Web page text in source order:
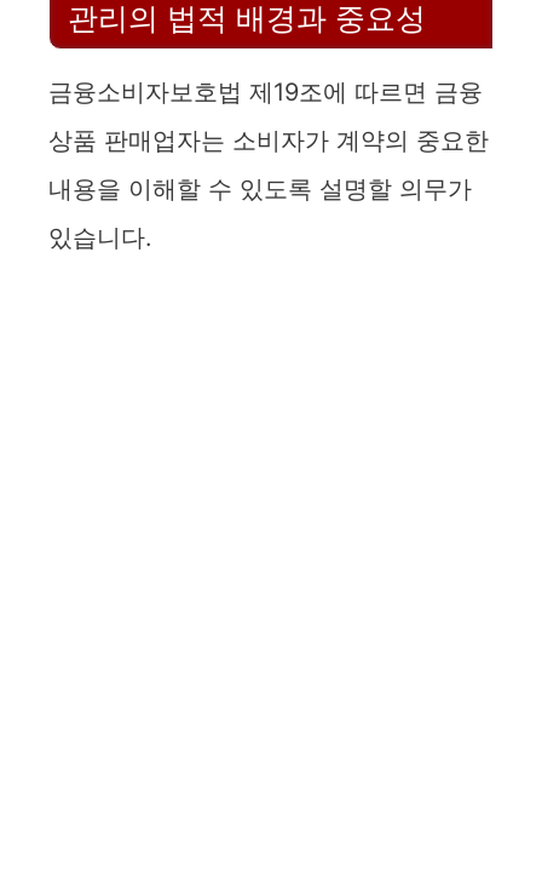
관리의 법적 배경과 중요성
금융소비자보호법 제19조에 따르면 금융
상품 판매업자는 소비자가 계약의 중요한
내용을 이해할 수 있도록 설명할 의무가
있습니다.